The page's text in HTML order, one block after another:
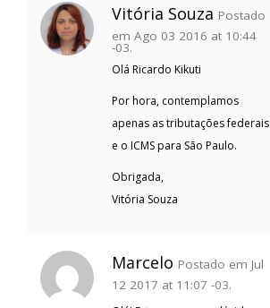
Vitória Souza Postado
em Ago 03 2016 at 10:44
-03.
Olá Ricardo Kikuti
Por hora, contemplamos
apenas as tributações federais
e o ICMS para São Paulo.
Obrigada,
Vitória Souza
Marcelo Postado em Jul
12 2017 at 11:07 -03.